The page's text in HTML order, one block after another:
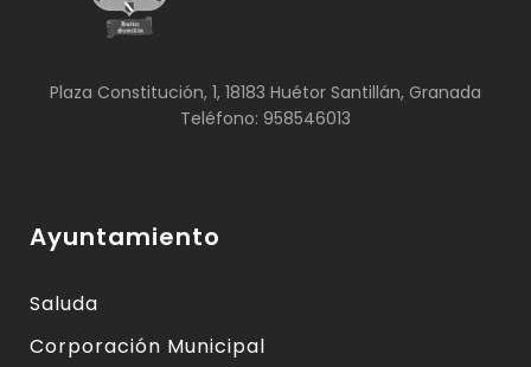
Plaza Constitución, 1, 18183 Huétor Santillán, Granada
Teléfono: 958546013
Ayuntamiento
Saluda
Corporación Municipal